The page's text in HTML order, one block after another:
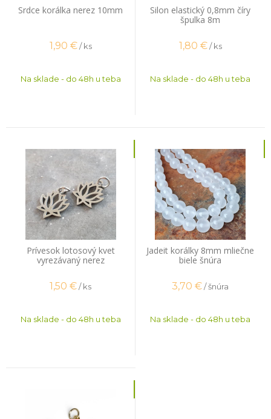
Srdce korálka nerez 10mm
1,90 € / ks
Na sklade - do 48h u teba
Silon elastický 0,8mm číry
špulka 8m
1,80 € / ks
Na sklade - do 48h u teba
Prívesok lotosový kvet
vyrezávaný nerez
1,50 €/ ks
Na sklade - do 48h u teba
Jadeit korálky 8mm mliečne
biele šnúra
3,70 €/ šnúra
Na sklade - do 48h u teba